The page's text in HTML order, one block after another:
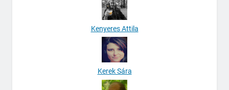
Kenyeres Attila
Kerek Sára